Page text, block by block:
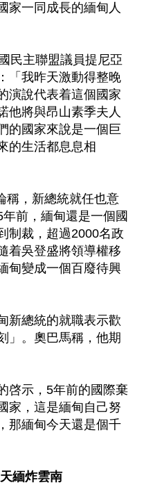
家一同成長的緬甸人
民主聯盟議員提尼亞
「我昨天激動得整晚
演說代表着這個國家
他將與昂山素季夫人
的國家來說是一個巨
的生活都息息相
稱，新總統就任也意
前，緬甸還是一個國
制裁，超過2000名政
着吳登盛將領導權移
甸變成一個百廢待興
新總統的就職表示歡
」。奧巴馬稱，他期
啓示，5年前的國際棄
家，這是緬甸自己努
那緬甸今天還是個千
緬炸雲南